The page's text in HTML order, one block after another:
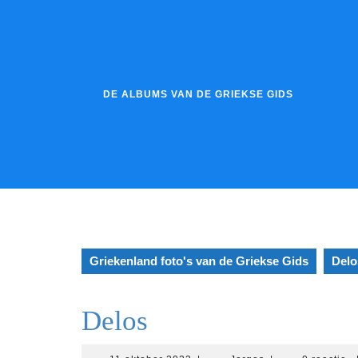
DE ALBUMS VAN DE GRIEKSE GIDS
Griekenland foto's van de Griekse Gids
Delos